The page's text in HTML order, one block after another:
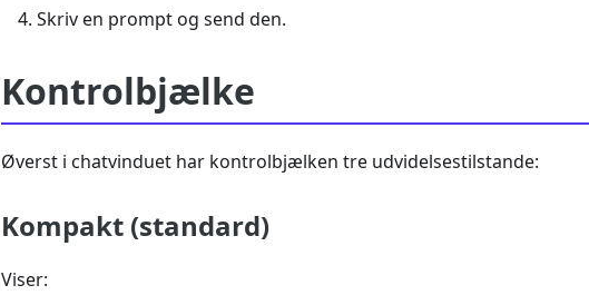
Skriv en prompt og send den.
Kontrolbjælke
Øverst i chatvinduet har kontrolbjælken tre udvidelsestilstande:
Kompakt (standard)
Viser: